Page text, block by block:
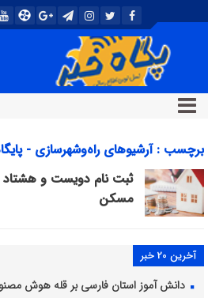
برچسب : آرشیوهای راه‌وشهرسازی -
ثبت نام‌ دویست و هشتاد
مسکن
آخرین 20 خبر
دانش آموز استان فارسی بر قله هوش